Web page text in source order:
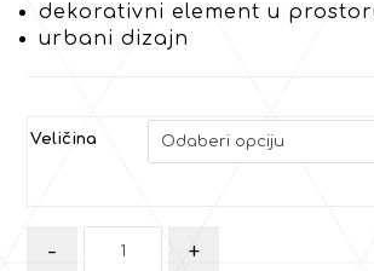
dekorativni element u
urbani dizajn
Veličina
- +